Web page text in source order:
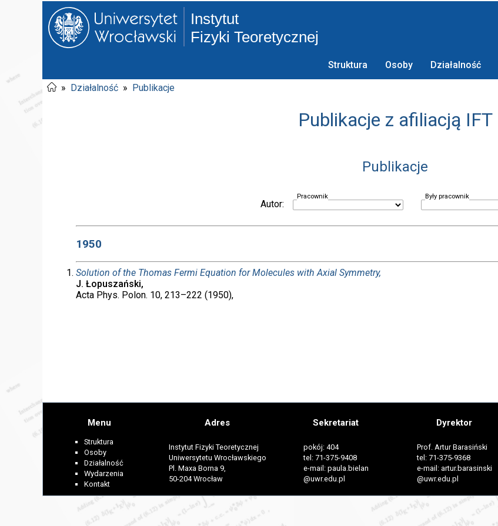
Instytut
Fizyki Teoretycznej
Struktura Osoby Działalność
» Działalność » Publikacje
Publikacje z afiliacją IFT
Publikacje
Autor:
Pracownik Były pracownik
1950
Solution of the Thomas Fermi Equation for Molecules with Axial Symmetry,
J. Łopuszański,
Acta Phys. Polon. 10, 213–222 (1950),
Menu
Struktura
Osoby
Działalność
Wydarzenia
Kontakt
Adres
Instytut Fizyki Teoretycznej
Uniwersytetu Wrocławskiego
Pl. Maxa Borna 9,
50-204 Wrocław
Sekretariat
pokój: 404
tel: 71-375-9408
e-mail: paula.bielan
@uwr.edu.pl
Dyrektor
Prof. Artur Barasiński
tel: 71-375-9368
e-mail: artur.barasinski
@uwr.edu.pl